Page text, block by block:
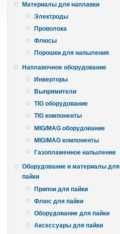
Материалы для наплавки
Электроды
Проволока
Флюсы
Порошки для напыления
Наплавочное оборудование
Инверторы
Выпрямители
TIG оборудование
TIG компоненты
MIG/MAG оборудование
MIG/MAG компоненты
Газопламенное напыление
Оборудование и материалы для
пайки
Припои для пайки
Флюс для пайки
Оборудование для пайки
Аксессуары для пайки